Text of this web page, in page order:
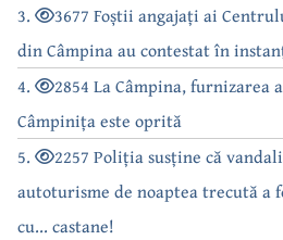
3.
3677 Foștii angajați ai
din Câmpina au contestat în
4.
2854 La Câmpina, furnizarea
Câmpinița este oprită
5.
2257 Poliția susține că
autoturisme de noaptea trecută a
cu... castane!